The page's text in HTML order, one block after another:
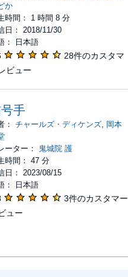
か
時間： 1 時間 8 分
日： 2018/11/30
： 日本語
28件のカスタマ
ビュー
手
：チャールズ・ディケンズ
岡本
ーター：
鬼城院 護
時間： 47 分
日： 2023/08/15
： 日本語
3件のカスタマー
ュー